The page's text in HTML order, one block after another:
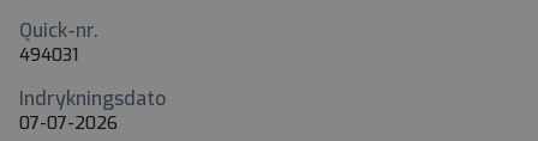
Quick-nr.
494031
Indrykningsdato
07-07-2026